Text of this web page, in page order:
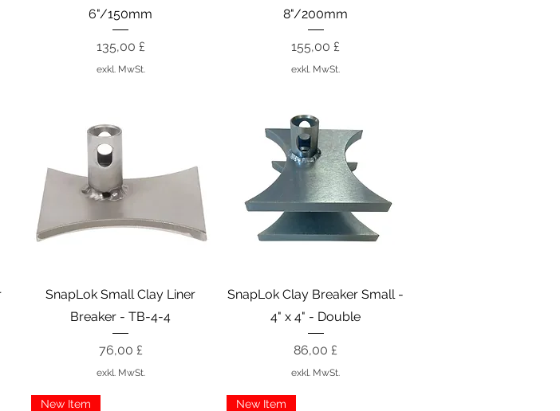
6"/150mm
Preis
135,00 £
exkl. MwSt.
8"/200mm
Preis
155,00 £
exkl. MwSt.
Schnellansicht
SnapLok Small Clay Liner
Breaker - TB-4-4
Preis
76,00 £
exkl. MwSt.
Schnellansicht
SnapLok Clay Breaker Small -
4" x 4" - Double
Preis
86,00 £
exkl. MwSt.
New Item New Item